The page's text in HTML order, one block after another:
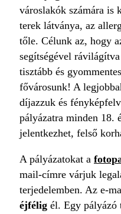
városlakók számára is
terek látványa, az
tőle. Célunk az, hogy
segítségével
tisztább és
fővárosunk! A
díjazzuk és
pályázatra minden 18.
jelentkezhet, felső
A pályázatokat a
mail-címre várjuk
terjedelemben. Az e-
éjfélig él. Egy pályázó